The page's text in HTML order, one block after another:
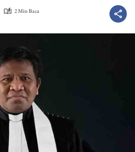
2 Min Baca